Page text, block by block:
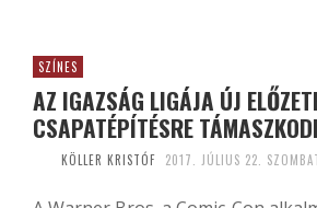
SZÍNES
AZ IGAZSÁG LIGÁJA ÚJ
CSAPATÉPÍTÉSRE
KÖLLER KRISTÓF 2017. JÚLIUS 22.